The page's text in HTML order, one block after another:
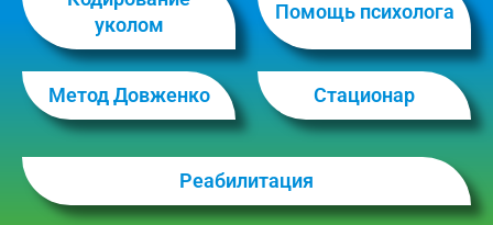
уколом
Помощь психолога
Метод Довженко Стационар
Реабилитация